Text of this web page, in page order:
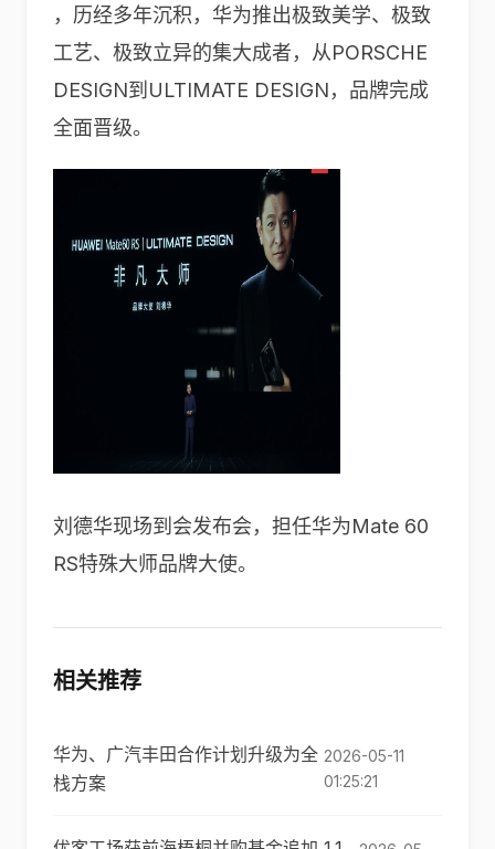
，历经多年沉积，华为推出极致美学、极致
工艺、极致立异的集大成者，从PORSCHE
DESIGN到ULTIMATE DESIGN，品牌完成
全面晋级。
刘德华现场到会发布会，担任华为Mate 60
RS特殊大师品牌大使。
相关推荐
华为、广汽丰田合作计划升级为全
栈方案
2026-05-11
01:25:21